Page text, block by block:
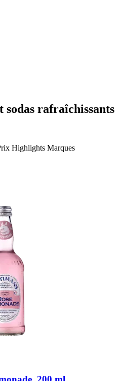
sodas rafraîchissants
Highlights Marques